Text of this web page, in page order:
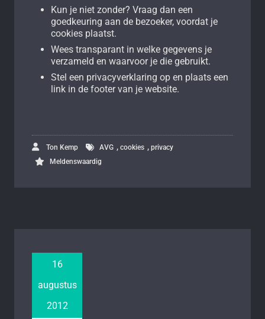
Kun je niet zonder? Vraag dan een
goedkeuring aan de bezoeker, voordat je
cookies plaatst.
Wees transparant in welke gegevens je
verzameld en waarvoor je die gebruikt.
Stel een privacyverklaring op en plaats een
link in de footer van je website.
Ton Kemp AVG , cookies , privacy
Meldenswaardig
16
augustus
2012